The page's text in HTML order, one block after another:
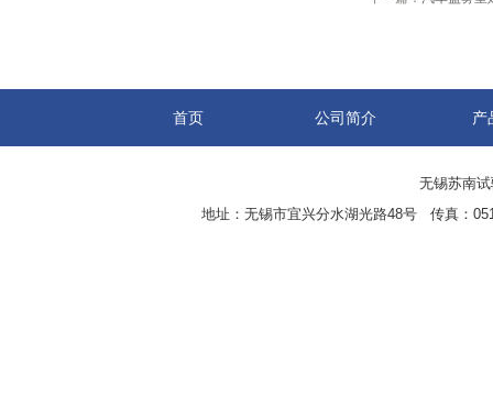
首页 公司简介 产
无锡苏南
地址：无锡市宜兴分水湖光路48号 传真：